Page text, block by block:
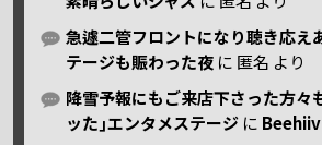
急遽二管フロントになり聴き応え
テージも賑わった夜 に 匿名 より
降雪予報にもご来店下さった方々
ッた｣エンタメステージ に Beehiiv